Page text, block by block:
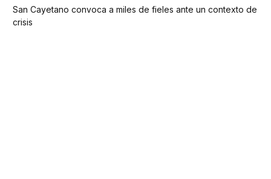
San Cayetano convoca a miles de fieles ante un contexto de
crisis